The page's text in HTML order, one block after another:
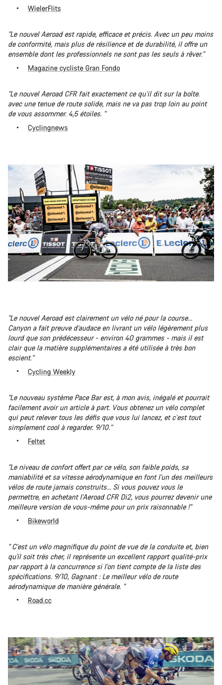
WielerFlits
"Le nouvel Aeroad est rapide, efficace et précis. Avec un peu moins
de conformité, mais plus de résilience et de durabilité, il offre un
ensemble dont les professionnels ne sont pas les seuls à rêver."
Magazine cycliste Gran Fondo
"Le nouvel Aeroad CFR fait exactement ce qu’il dit sur la boîte.
avec une tenue de route solide, mais ne va pas trop loin au point
de vous assommer. 4,5 étoiles. "
Cyclingnews
"Le nouvel Aeroad est clairement un vélo né pour la course...
Canyon a fait preuve d'audace en livrant un vélo légèrement plus
lourd que son prédécesseur - environ 40 grammes - mais il est
clair que la matière supplémentaires a été utilisée à très bon
escient."
Cycling Weekly
"Le nouveau système Pace Bar est, à mon avis, inégalé et pourrait
facilement avoir un article à part. Vous obtenez un vélo complet
qui peut relever tous les défis que vous lui lancez, et c’est tout
simplement cool à regarder. 9/10."
Feltet
"Le niveau de confort offert par ce vélo, son faible poids, sa
maniabilité et sa vitesse aérodynamique en font l'un des meilleurs
vélos de route jamais construits... Si vous pouvez vous le
permettre, en achetant l'Aeroad CFR Di2, vous pourrez devenir une
meilleure version de vous-même pour un prix raisonnable !"
Bikeworld
" C'est un vélo magnifique du point de vue de la conduite et, bien
qu'il soit très cher, il représente un excellent rapport qualité-prix
par rapport à la concurrence si l'on tient compte de la liste des
spécifications. 9/10, Gagnant : Le meilleur vélo de route
aérodynamique de manière générale. "
Road.cc